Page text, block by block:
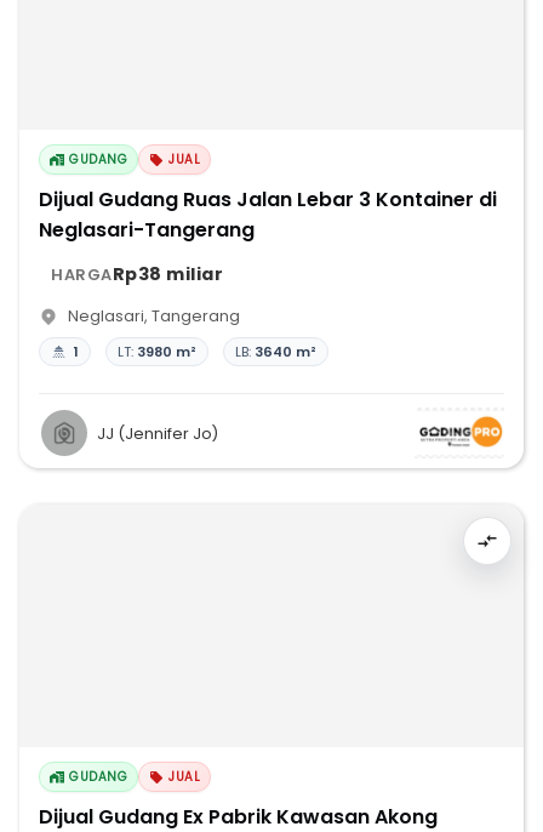
GUDANG JUAL
Dijual Gudang Ruas Jalan Lebar 3 Kontainer di
Neglasari-Tangerang
HARGARp38 miliar
Neglasari, Tangerang
1 LT: 3980 m² LB: 3640 m²
JJ (Jennifer Jo)
GUDANG JUAL
Dijual Gudang Ex Pabrik Kawasan Akong